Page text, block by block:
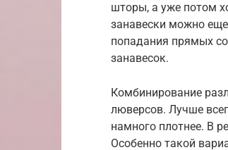
шторы, а уже потом
занавески можно
попадания прямых
занавесок.
Комбинирование
люверсов. Лучше
намного плотнее. В
Особенно такой